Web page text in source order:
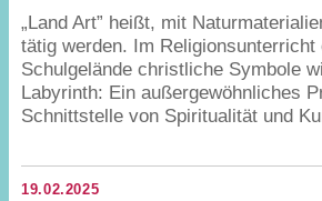
„ Land Art” heißt, mit
tätig werden. Im Religionsunterricht
Schulgelände christliche Symbole
Labyrinth: Ein außergewöhnliches
Schnittstelle von Spiritualität und
19.02.2025